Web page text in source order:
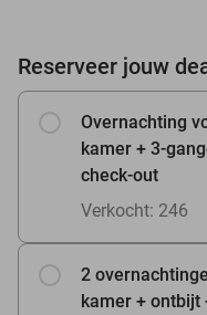
Reserveer jouw
Overnachting
kamer + 3-
check-out
Verkocht: 246
2
kamer + ontbijt